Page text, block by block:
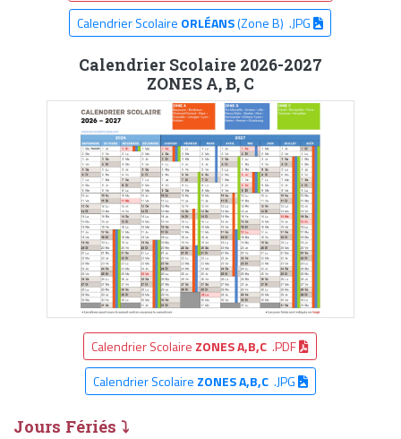
Calendrier Scolaire ORLÉANS(Zone B) .JPG
Calendrier Scolaire 2026-2027
ZONES A, B, C
Calendrier Scolaire ZONES A,B,C .PDF
Calendrier Scolaire ZONES A,B,C.JPG
Jours Fériés ⤵